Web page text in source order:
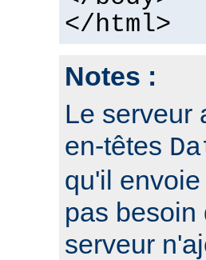
</html>
Notes :
Le serveur
en-têtes
qu'il
pas besoin
serveur